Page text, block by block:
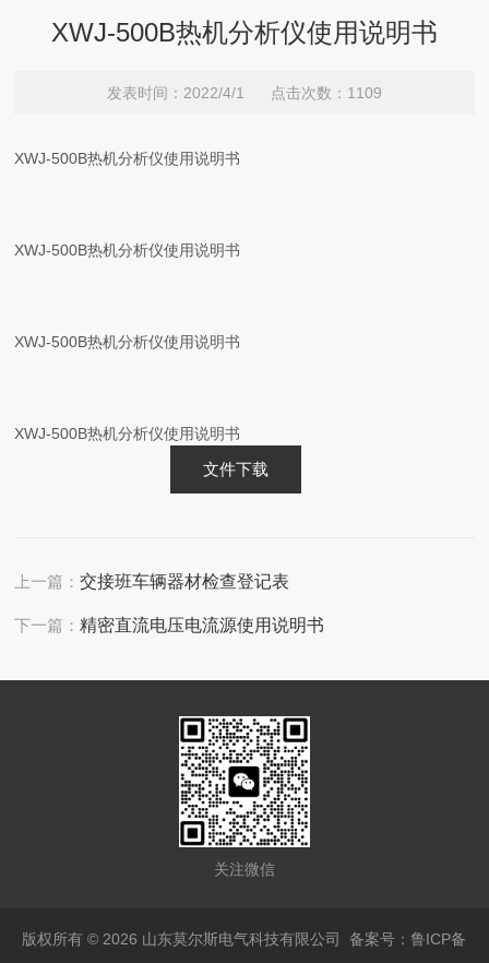
XWJ-500B热机分析仪使用说明书
发表时间：2022/4/1 点击次数：1109
XWJ-500B热机分析仪使用说明书
XWJ-500B热机分析仪使用说明书
XWJ-500B热机分析仪使用说明书
XWJ-500B热机分析仪使用说明书
文件下载
上一篇：交接班车辆器材检查登记表
下一篇：精密直流电压电流源使用说明书
关注微信
版权所有 © 2026 山东莫尔斯电气科技有限公司备案号：鲁ICP备